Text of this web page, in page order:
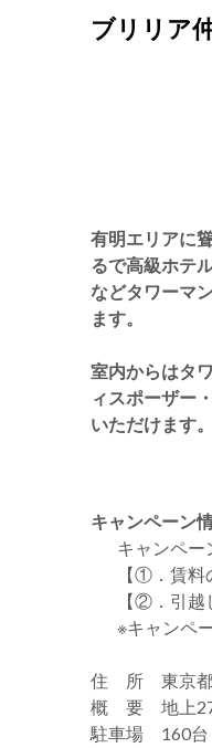
ブリリア
有明エリアに
るで高級ホテ
などタワーマ
ます。
室内からはタ
ィスポーザー
いただけます。
キャンペーン
キャンペー
【①．賃料
【②．引越
※キャンペ
住 所 東京都
概 要 地上27
駐車場 160台